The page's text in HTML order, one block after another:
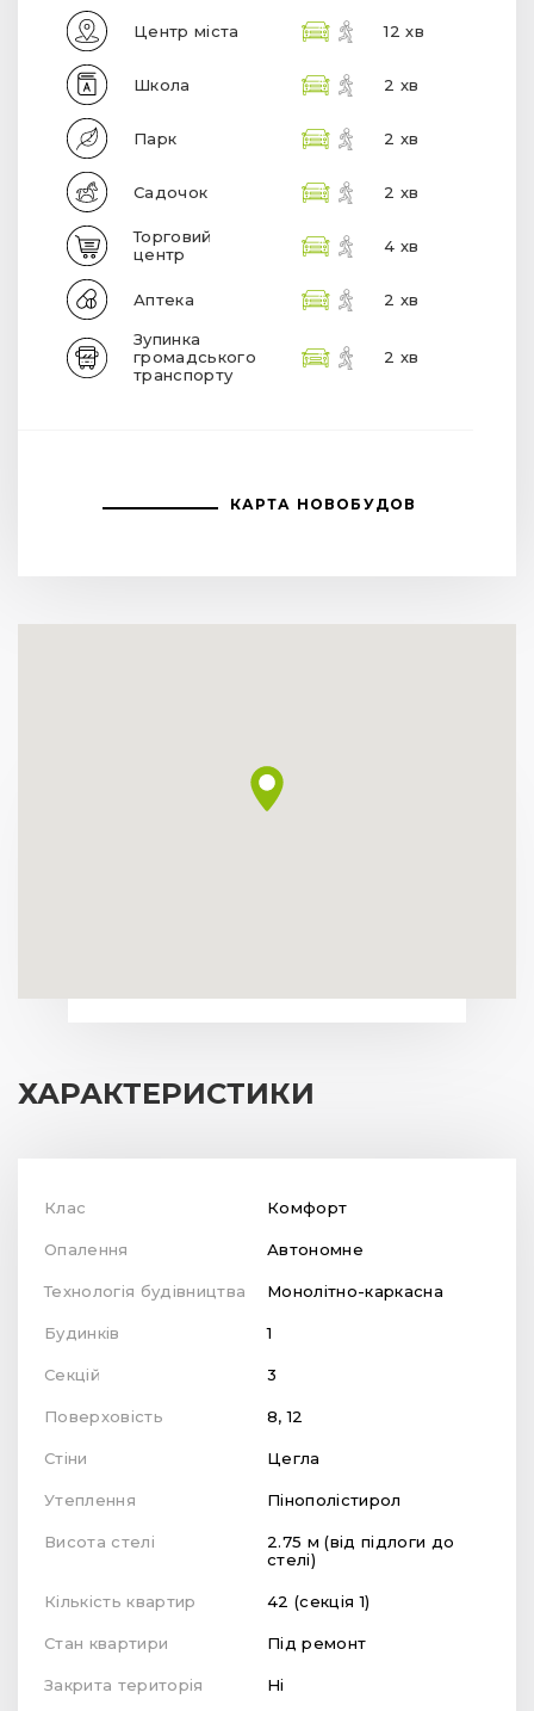
Центр міста 12 хв
Школа 2 хв
Парк 2 хв
Садочок 2 хв
Торговий
центр
4 хв
Аптека 2 хв
Зупинка
громадського
транспорту
2 хв
КАРТА НОВОБУДОВ
ХАРАКТЕРИСТИКИ
Клас Комфорт
Опалення Автономне
Технологія будівництва Монолітно-каркасна
Будинків 1
Секцій 3
Поверховість 8, 12
Стіни Цегла
Утеплення Пінополістирол
Висота стелі
2.75 м (від підлоги до
стелі)
Кількість квартир 42 (секція 1)
Стан квартири Під ремонт
Закрита територія Ні